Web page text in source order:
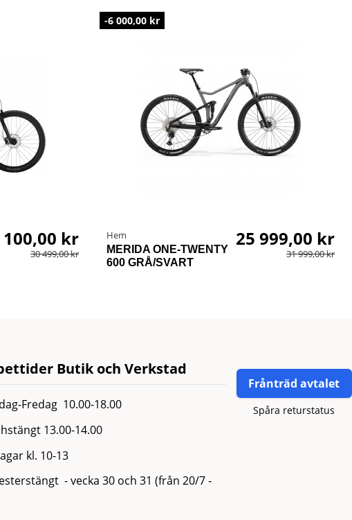
100,00 kr
30 499,00 kr
-6 000,00 kr
Hem
MERIDA ONE-TWENTY
600 GRÅ/SVART
25 999,00 kr
31 999,00 kr
Butik och Verkstad
Fredag 10.00-18.00
13.00-14.00
kl. 10-13
- vecka 30 och 31 (från 20/7 -
Frånträd avtalet
Spåra returstatus